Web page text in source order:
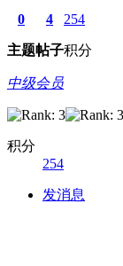
0
主题
4
帖子
254
积分
中级会员
积分
254
发消息